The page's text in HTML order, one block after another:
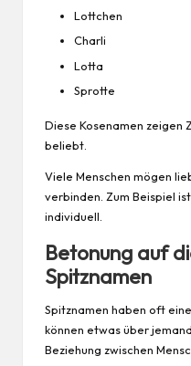
Lottchen
Charli
Lotta
Sprotte
Diese Kosenamen zeigen
beliebt.
Viele Menschen mögen
verbinden. Zum Beispiel
individuell.
Betonung auf
Spitznamen
Spitznamen haben oft
können etwas über
Beziehung zwischen